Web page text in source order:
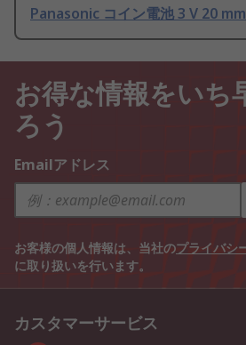
Panasonic コイン電池 3 V 20
お得な情報をいち
ろう
Emailアドレス
お客様の個人情報は、当社のプライバシ
に取り扱いを行います。
カスタマーサービス